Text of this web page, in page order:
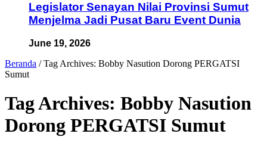
Legislator Senayan Nilai Provinsi Sumut
Menjelma Jadi Pusat Baru Event Dunia
June 19, 2026
Beranda / Tag Archives: Bobby Nasution Dorong PERGATSI
Sumut
Tag Archives: Bobby Nasution
Dorong PERGATSI Sumut